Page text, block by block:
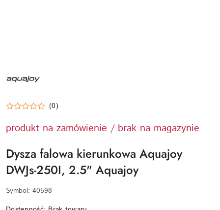
AQUAJOY
(0)
produkt na zamówienie / brak na magazynie
Dysza falowa kierunkowa Aquajoy
DWJs-250I, 2.5" Aquajoy
Symbol: 40598